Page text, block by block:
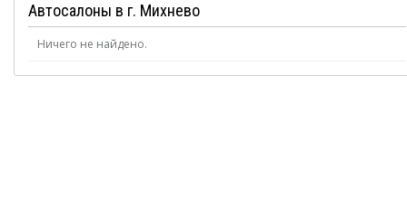
Автосалоны в г. Михнево
Ничего не найдено.